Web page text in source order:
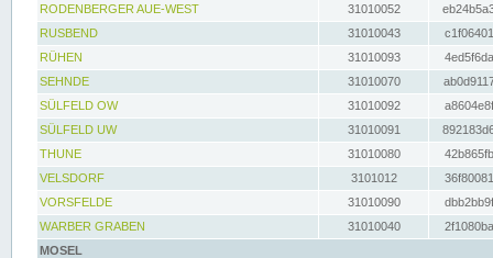
RODENBERGER AUE-WEST
31010052
RUSBEND
31010043
RÜHEN
31010093
SEHNDE
31010070
SÜLFELD OW
31010092
SÜLFELD UW
31010091
THUNE
31010080
VELSDORF
3101012
VORSFELDE
31010090
WARBER GRABEN
31010040
MOSEL